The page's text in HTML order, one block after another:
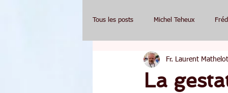
Tous les posts Michel Teheux
La
Fr. Laurent